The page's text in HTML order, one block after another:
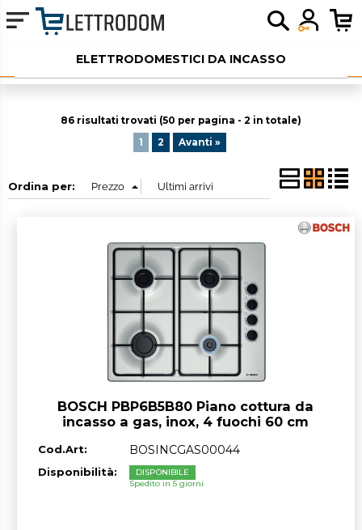
ELETTRODOMESTICI DA INCASSO
PICCOLI ELETTRODOMESTICI
SERVIZI AGGIUNTIVI
86 risultati trovati (50 per pagina - 2 in totale)
1
2 Avanti »
Ordina per:
BOSCH PBP6B5B80 Piano cottura da
incasso a gas, inox, 4 fuochi 60 cm
Cod.Art: BOSINCGAS00044
Disponibilità:
DISPONIBILE
Spedito in 5 giorni